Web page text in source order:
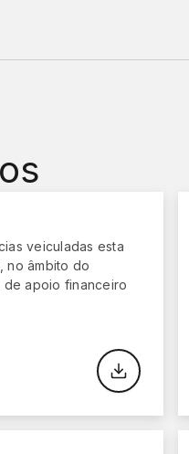
veiculadas esta
no âmbito do
apoio financeiro